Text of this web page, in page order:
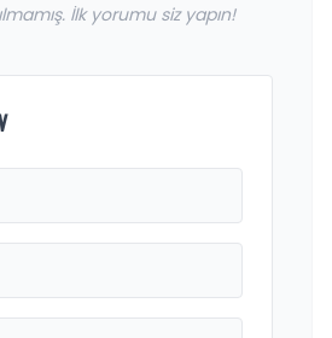
İlk yorumu siz yapın!